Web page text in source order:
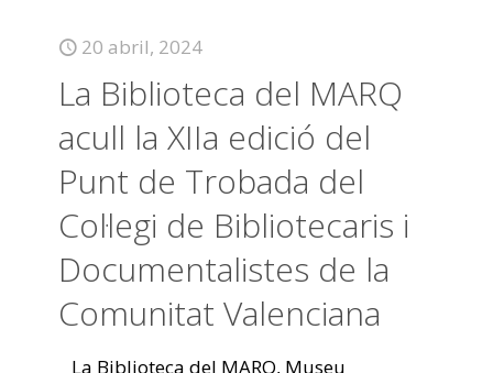
20 abril, 2024
La Biblioteca del MARQ
acull la XIIa edició del
Punt de Trobada del
Col·legi de Bibliotecaris i
Documentalistes de la
Comunitat Valenciana
La Biblioteca del MARQ, Museu